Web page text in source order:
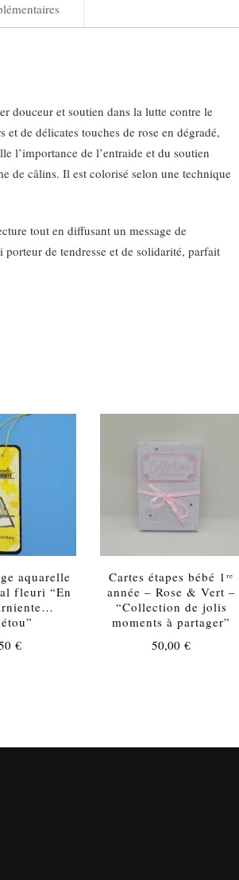
douceur et soutien dans la lutte contre le
de délicates touches de rose en dégradé,
l’importance de l’entraide et du soutien
de câlins. Il est colorisé selon une technique
tout en diffusant un message de
porteur de tendresse et de solidarité, parfait
aquarelle
fleuri “En
€
Cartes étapes bébé 1ʳᵉ
année – Rose & Vert –
“Collection de jolis
moments à partager”
50,00€